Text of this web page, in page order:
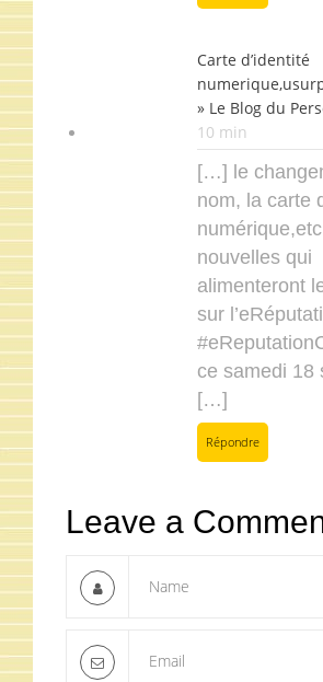
Carte d’identité
» Le Blog du
10 min
[…] le
nom, la carte
nouvelles qui
alimenteront
sur
ce samedi 18
[…]
Répondre
Leave a